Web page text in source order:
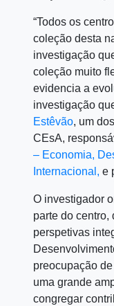
“Todos os
coleção desta
investigação
coleção muito
evidencia a
investigação
Estêvão, um
CEsA,
– Economia,
Internacional, e
O investigador
parte do centro,
perspetivas
preocupação
uma grande
congregar